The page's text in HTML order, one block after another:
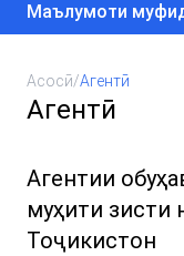
Маълумоти
Асосӣ/Агентӣ
Агентӣ
Агентии
муҳити зисти
Тоҷикистон